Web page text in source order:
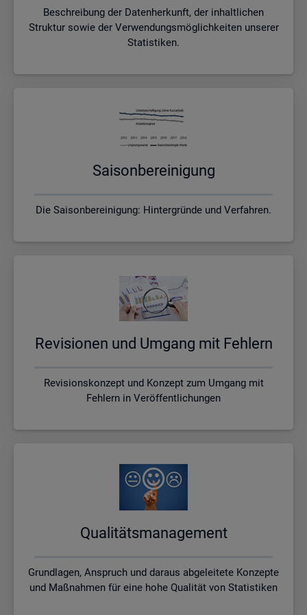
Beschreibung der Datenherkunft, der inhaltlichen
Struktur sowie der Verwendungsmöglichkeiten unserer
Statistiken.
Sai­son­be­rei­ni­gung
Die Saisonbereinigung: Hintergründe und Verfahren.
Re­vi­sio­nen und Um­gang mit Feh­lern
Revisionskonzept und Konzept zum Umgang mit
Fehlern in Veröffentlichungen
Qua­li­täts­ma­nage­ment
Grundlagen, Anspruch und daraus abgeleitete Konzepte
und Maßnahmen für eine hohe Qualität von Statistiken